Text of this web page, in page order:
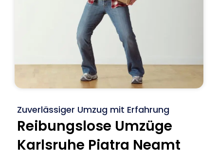
Zuverlässiger Umzug mit Erfahrung
Reibungslose Umzüge
Karlsruhe Piatra Neamt